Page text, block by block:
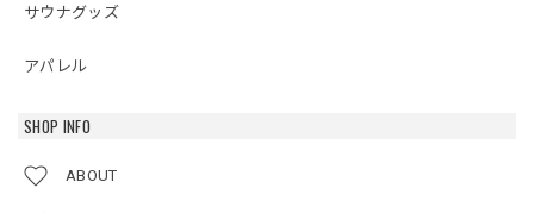
サウナグッズ
アパレル
SHOP INFO
ABOUT